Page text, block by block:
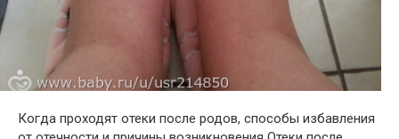
Когда проходят отеки после родов, способы избавления